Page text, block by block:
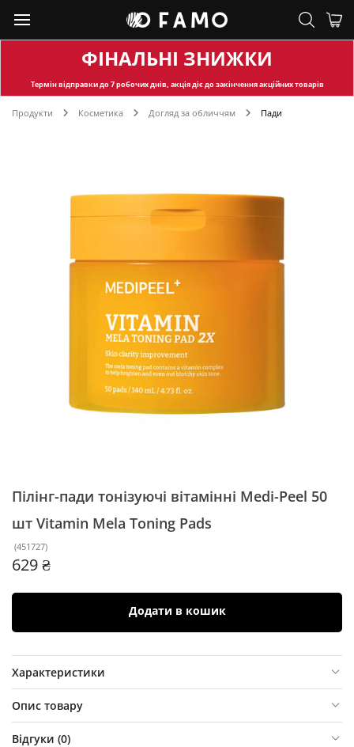
ФІНАЛЬНІ ЗНИЖКИ
Термін відправкидо 7 робочих днів, акція діє до закінчення акційних товарів
Продукти Косметика Догляд за обличчям Пади
Пілінг-пади тонізуючі вітамінні Medi-Peel 50
шт Vitamin Mela Toning Pads
(451727)
629 ₴
Додати в кошик
Характеристики
Опис товару
Відгуки (0)